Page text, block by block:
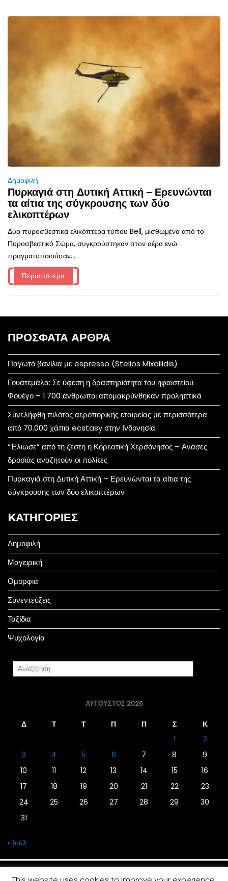
Δημοφιλή
Πυρκαγιά στη Δυτική Αττική – Ερευνώνται
τα αίτια της σύγκρουσης των δύο
ελικοπτέρων
Δύο πυροσβεστικά ελικόπτερα τύπου Bell, μισθωμένα από το
Πυροσβεστικό Σώμα, συγκρούστηκαν στον αέρα ενώ
πραγματοποιούσαν...
Περισσότερα
ΠΡΌΣΦΑΤΑ ΆΡΘΡΑ
Παγωτό βανίλια με espresso (Stelios Mixailidis)
Γουατεμάλα: Σε ύφεση η δραστηριότητα του ηφαιστείου
Φουέγο – 1.700 άνθρωποι απομακρύνθηκαν προληπτικά
Συνελήφθη πιλότος αεροπορικής εταιρείας με περισσότερα
από 70.000 χάπια ecstasy στην Ινδονησία
“Έλιωσε” από τη ζέστη η Κορεατική Χερσόνησος – Ανάσες
δροσιάς αναζητούν οι πολίτες
Πυρκαγιά στη Δυτική Αττική – Ερευνώνται τα αίτια της
σύγκρουσης των δύο ελικοπτέρων
KΑΤΗΓΟΡΊΕΣ
Δημοφιλή
Μαγειρική
Ομορφιά
Συνεντεύξεις
Ταξίδια
Ψυχολογία
ΑΎΓΟΥΣΤΟΣ 2026
Δ Τ Τ Π Π Σ
Κ
1
2
3
4 5 6 7 8
9
10
11 12 13 14 15
16
17
18 19 20 21 22
23
24
25 26 27 28 29
30
31
« Ιούλ